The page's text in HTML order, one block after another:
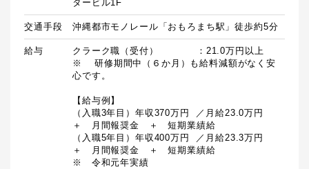
タービル1F
交通手段 沖縄都市モノレール「おもろまち駅」徒歩約5分
給与
クラーク職（受付）　　　　：21.0万円以上
※	研修期間中（６か月）も給料減額がなく安
心です。
【給与例】
（入職3年目）年収370万円  ／月給23.0万円
＋　月間報奨金　＋　短期業績給
（入職5年目）年収400万円  ／月給23.3万円
＋　月間報奨金　＋　短期業績給
※　令和元年実績